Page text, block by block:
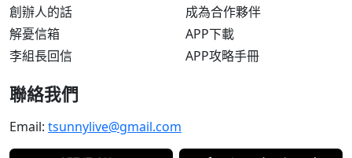
創辦人的話
解憂信箱
李組長回信
成為合作夥伴
APP下載
APP攻略手冊
聯絡我們
Email: tsunnylive@gmail.com